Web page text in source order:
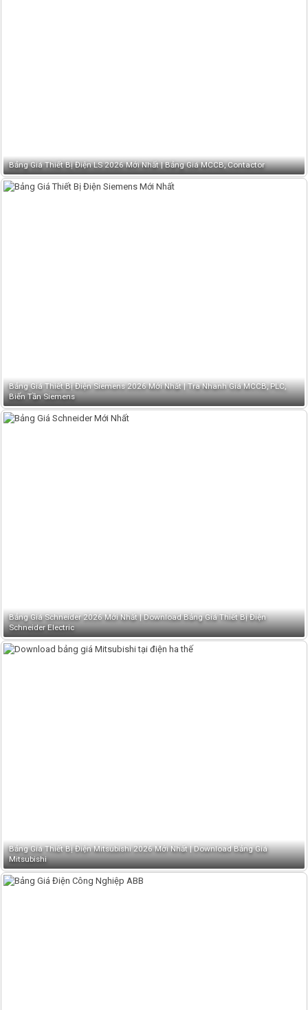
Bảng Giá Thiết Bị Điện LS 2026 Mới Nhất | Bảng Giá MCCB, Contactor
Bảng Giá Thiết Bị Điện Siemens 2026 Mới Nhất | Tra Nhanh Giá MCCB, PLC,
Biến Tần Siemens
Bảng Giá Schneider 2026 Mới Nhất | Download Bảng Giá Thiết Bị Điện
Schneider Electric
Bảng Giá Thiết Bị Điện Mitsubishi 2026 Mới Nhất | Download Bảng Giá
Mitsubishi